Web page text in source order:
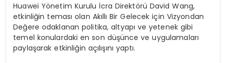
Huawei Yönetim Kurulu İcra Direktörü David Wang,
etkinliğin teması olan Akıllı Bir Gelecek için Vizyondan
Değere odaklanan politika, altyapı ve yetenek gibi
temel konulardaki en son düşünce ve uygulamaları
paylaşarak etkinliğin açılışını yaptı.